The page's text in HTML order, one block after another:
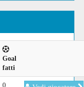
Goal
fatti
0